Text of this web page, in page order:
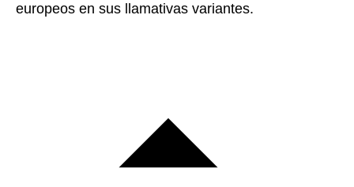
europeos en sus llamativas variantes.